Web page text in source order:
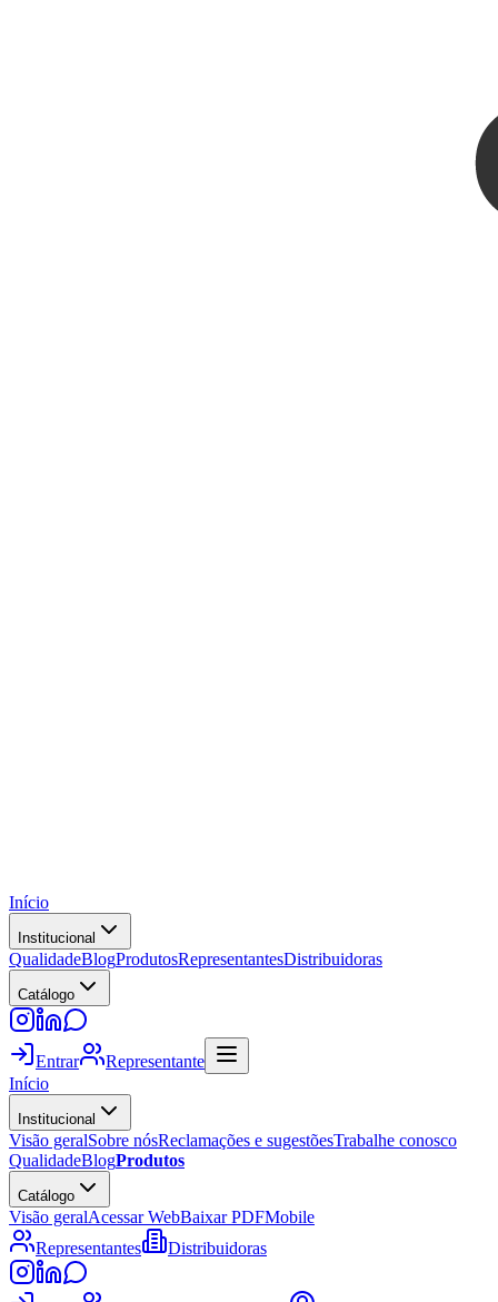
Início
Institucional
QualidadeBlogProdutosRepresentantesDistribuidoras
Catálogo
Entrar
Representante
Início
Institucional
Visão geralSobre nósReclamações e sugestõesTrabalhe conosco
QualidadeBlogProdutos
Catálogo
Visão geralAcessar WebBaixar PDFMobile
Representantes
Distribuidoras